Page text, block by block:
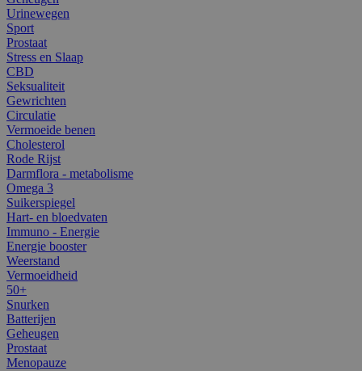
Urinewegen
Sport
Prostaat
Stress en Slaap
CBD
Seksualiteit
Gewrichten
Circulatie
Vermoeide benen
Cholesterol
Rode Rijst
Darmflora - metabolisme
Omega 3
Suikerspiegel
Hart- en bloedvaten
Immuno - Energie
Energie booster
Weerstand
Vermoeidheid
50+
Snurken
Batterijen
Geheugen
Prostaat
Menopauze